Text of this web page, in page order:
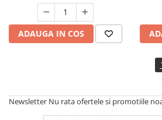
ADAUGA IN COS
Newsletter Nu rata ofertele si promotiile